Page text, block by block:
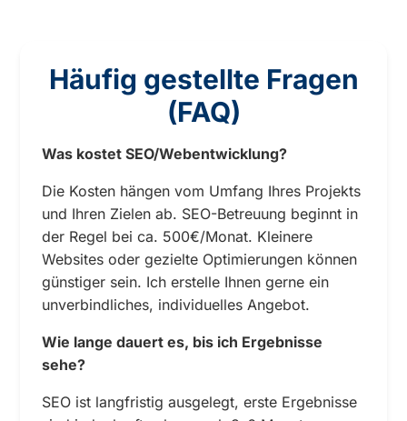
Häufig gestellte Fragen
(FAQ)
Was kostet SEO/Webentwicklung?
Die Kosten hängen vom Umfang Ihres Projekts
und Ihren Zielen ab. SEO-Betreuung beginnt in
der Regel bei ca. 500€/Monat. Kleinere
Websites oder gezielte Optimierungen können
günstiger sein. Ich erstelle Ihnen gerne ein
unverbindliches, individuelles Angebot.
Wie lange dauert es, bis ich Ergebnisse
sehe?
SEO ist langfristig ausgelegt, erste Ergebnisse